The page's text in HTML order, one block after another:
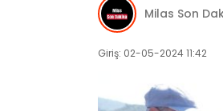
Milas Son
Giriş: 02-05-2024 11:42